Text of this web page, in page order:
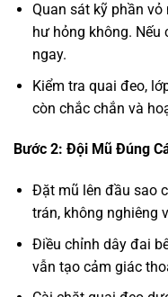
Quan sát kỹ phần
hư hỏng không. Nếu
ngay.
Kiểm tra quai đeo,
còn chắc chắn và
Bước 2: Đội Mũ Đúng
Đặt mũ lên đầu sao
trán, không nghiêng
Điều chỉnh dây đai
vẫn tạo cảm giác